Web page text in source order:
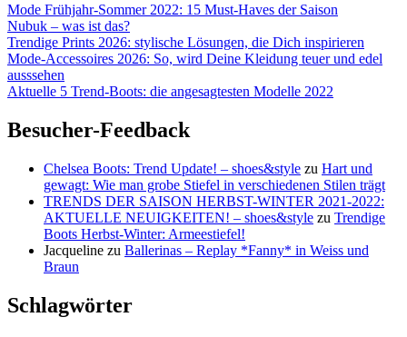
die
jede
Frau
kennen
sollte
Mode Frühjahr-Sommer 2022: 15 Must-Haves der Saison
Nubuk – was ist das?
Trendige Prints 2026: stylische Lösungen, die Dich inspirieren
Mode-Accessoires 2026: So, wird Deine Kleidung teuer und edel
ausssehen
Aktuelle 5 Trend-Boots: die angesagtesten Modelle 2022
Besucher-Feedback
Chelsea Boots: Trend Update! – shoes&style zu Hart und
gewagt: Wie man grobe Stiefel in verschiedenen Stilen trägt
TRENDS DER SAISON HERBST-WINTER 2021-2022:
AKTUELLE NEUIGKEITEN! – shoes&style zu Trendige
Boots Herbst-Winter: Armeestiefel!
Jacqueline zu Ballerinas – Replay *Fanny* in Weiss und
Braun
Schlagwörter